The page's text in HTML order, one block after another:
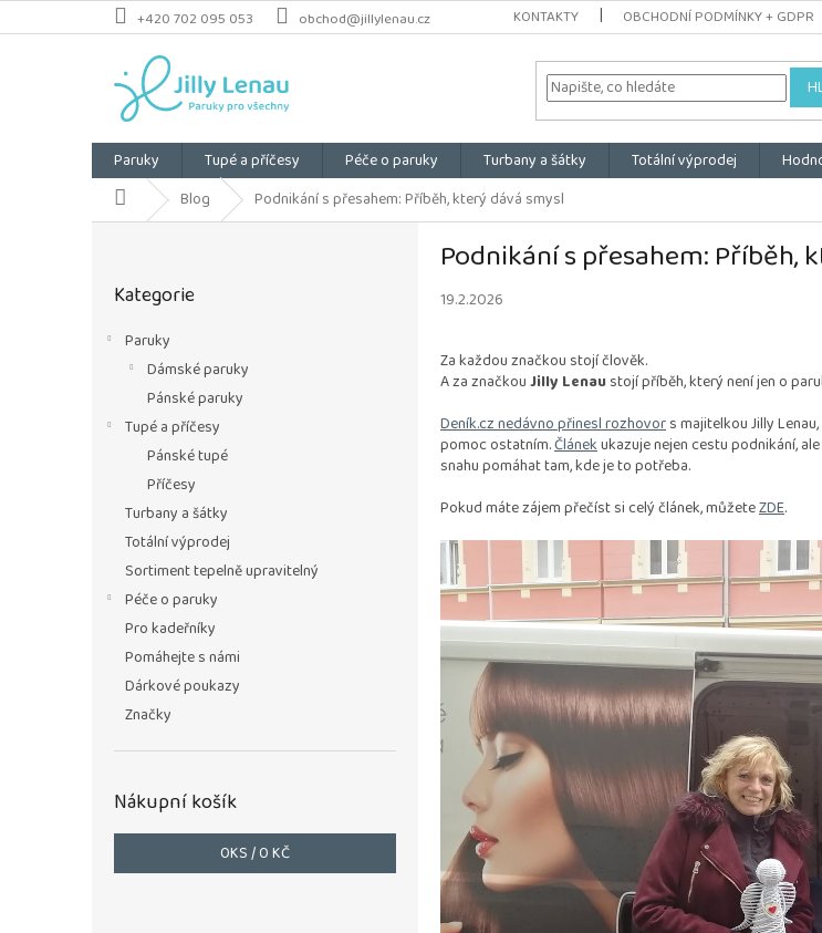
Přejít
na
+420 702 095 053 obchod@jillylenau.cz KONTAKTY OBCHODNÍ PODMÍNKY + GDPR
Paruky Tupé a příčesy Péče o paruky Turbany a šátky Totální výprodej
Domů Blog Podnikání s přesahem: Příběh, který dává smysl
P
kategorie
Kategorie
Paruky
Dámské paruky
Pánské paruky
Tupé a příčesy
Pánské tupé
Příčesy
Turbany a šátky
Totální výprodej
Sortiment tepelně upravitelný
Péče o paruky
Pro kadeřníky
Pomáhejte s námi
Dárkové poukazy
Značky
Nákupní košík
0KS /0 KČ
Podnikání s přesahem: Příběh,
19.2.2026
Za každou značkou stojí člověk.
A za značkouJilly Lenaustojí příběh, který není jen o
Deník.cz nedávno přinesl rozhovors majitelkou Jilly Lenau,
pomoc ostatním.Článekukazuje nejen cestu podnikání,
snahu pomáhat tam, kde je to potřeba.
Pokud máte zájem přečíst si celý článek, můžeteZDE.